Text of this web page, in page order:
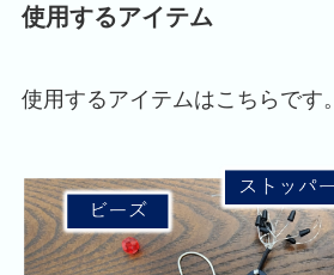
使用するアイテム
使用するアイテムはこちらです。